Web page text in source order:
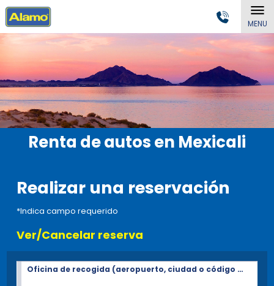
MENU
Renta de autos en Mexicali
Realizar una reservación
*Indica campo requerido
Ver/Cancelar reserva
Oficina de recogida (aeropuerto, ciudad o código Postal)*